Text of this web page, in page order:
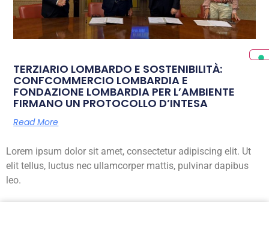
TERZIARIO LOMBARDO E SOSTENIBILITÀ:
CONFCOMMERCIO LOMBARDIA E
FONDAZIONE LOMBARDIA PER L’AMBIENTE
FIRMANO UN PROTOCOLLO D’INTESA
Read More
Lorem ipsum dolor sit amet, consectetur adipiscing elit. Ut
elit tellus, luctus nec ullamcorper mattis, pulvinar dapibus
leo.